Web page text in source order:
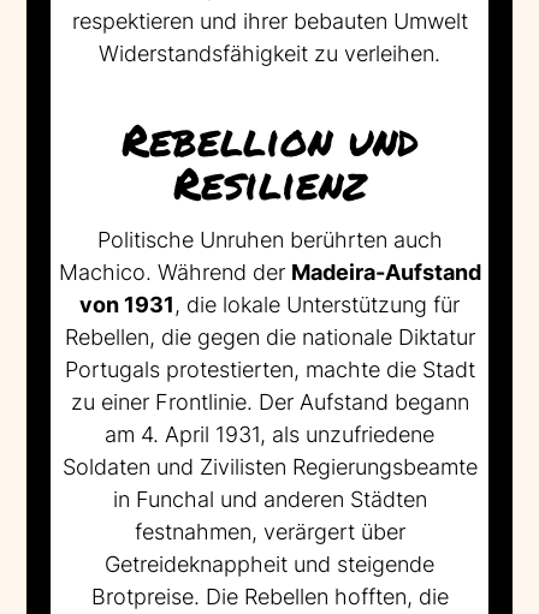
respektieren und ihrer bebauten Umwelt
Widerstandsfähigkeit zu verleihen.
Rebellion und
Resilienz
Politische Unruhen berührten auch
Machico. Während der Madeira-Aufstand
von 1931, die lokale Unterstützung für
Rebellen, die gegen die nationale Diktatur
Portugals protestierten, machte die Stadt
zu einer Frontlinie. Der Aufstand begann
am 4. April 1931, als unzufriedene
Soldaten und Zivilisten Regierungsbeamte
in Funchal und anderen Städten
festnahmen, verärgert über
Getreideknappheit und steigende
Brotpreise. Die Rebellen hofften, die